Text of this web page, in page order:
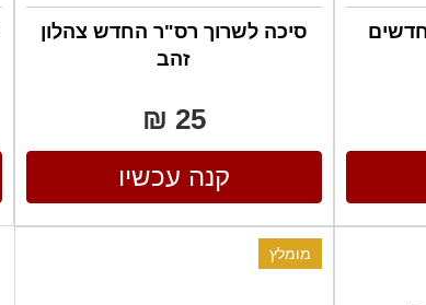
סיכה לשרוך רס"ר החדש צהלון
זהב
25 ₪
קנה עכשיו
מומלץ